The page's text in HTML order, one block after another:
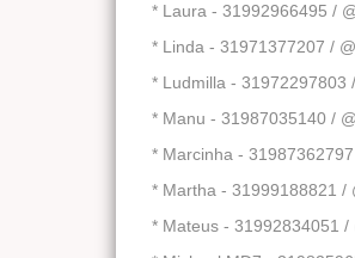
* Laura - 31992966495 /
* Linda - 31971377207 /
* Ludmilla - 31972297803
* Manu - 31987035140 /
* Marcinha -
* Martha - 31999188821 /
* Mateus - 31992834051